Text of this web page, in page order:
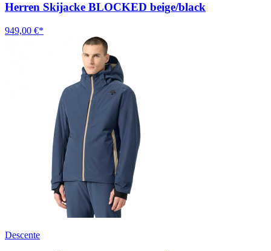
Herren Skijacke BLOCKED beige/black
949,00 €*
Descente